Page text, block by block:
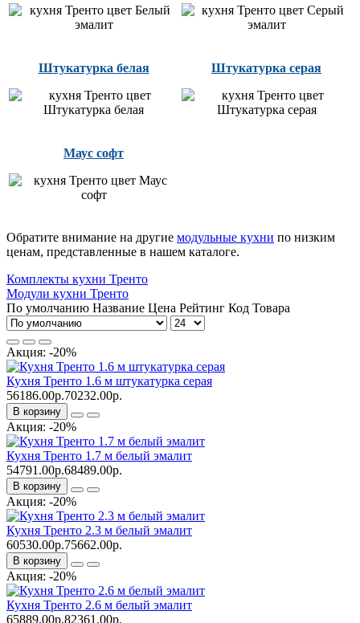
Штукатурка белая Штукатурка серая
Маус софт
Обратите внимание на другие модульные кухни по низким
ценам, представленные в нашем каталоге.
Комплекты кухни Тренто
Модули кухни Тренто
По умолчанию Название Цена Рейтинг Код Товара
Акция: -20%
Кухня Тренто 1.6 м штукатурка серая
56186.00р.70232.00р.
В корзину
Акция: -20%
Кухня Тренто 1.7 м белый эмалит
54791.00р.68489.00р.
В корзину
Акция: -20%
Кухня Тренто 2.3 м белый эмалит
60530.00р.75662.00р.
В корзину
Акция: -20%
Кухня Тренто 2.6 м белый эмалит
65889.00р.82361.00р.